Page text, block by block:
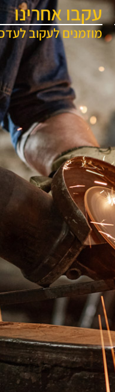
עקבו אחרינו
מוזמנים לעקוב